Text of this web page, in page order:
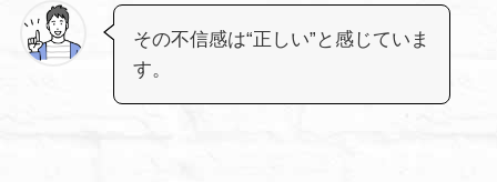
その不信感は“正しい”と感じていま
す。